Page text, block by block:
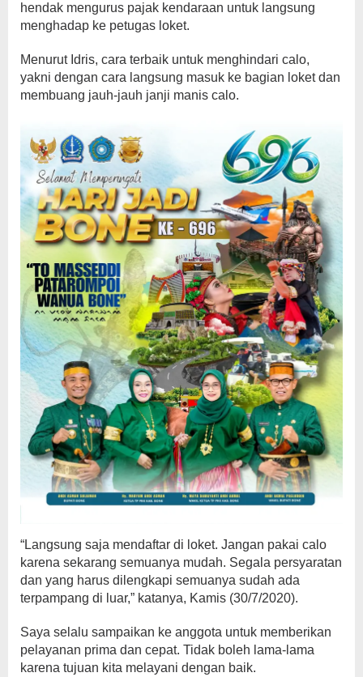
hendak mengurus pajak kendaraan untuk langsung
menghadap ke petugas loket.
Menurut Idris, cara terbaik untuk menghindari calo,
yakni dengan cara langsung masuk ke bagian loket dan
membuang jauh-jauh janji manis calo.
“Langsung saja mendaftar di loket. Jangan pakai calo
karena sekarang semuanya mudah. Segala persyaratan
dan yang harus dilengkapi semuanya sudah ada
terpampang di luar,” katanya, Kamis (30/7/2020).
Saya selalu sampaikan ke anggota untuk memberikan
pelayanan prima dan cepat. Tidak boleh lama-lama
karena tujuan kita melayani dengan baik.